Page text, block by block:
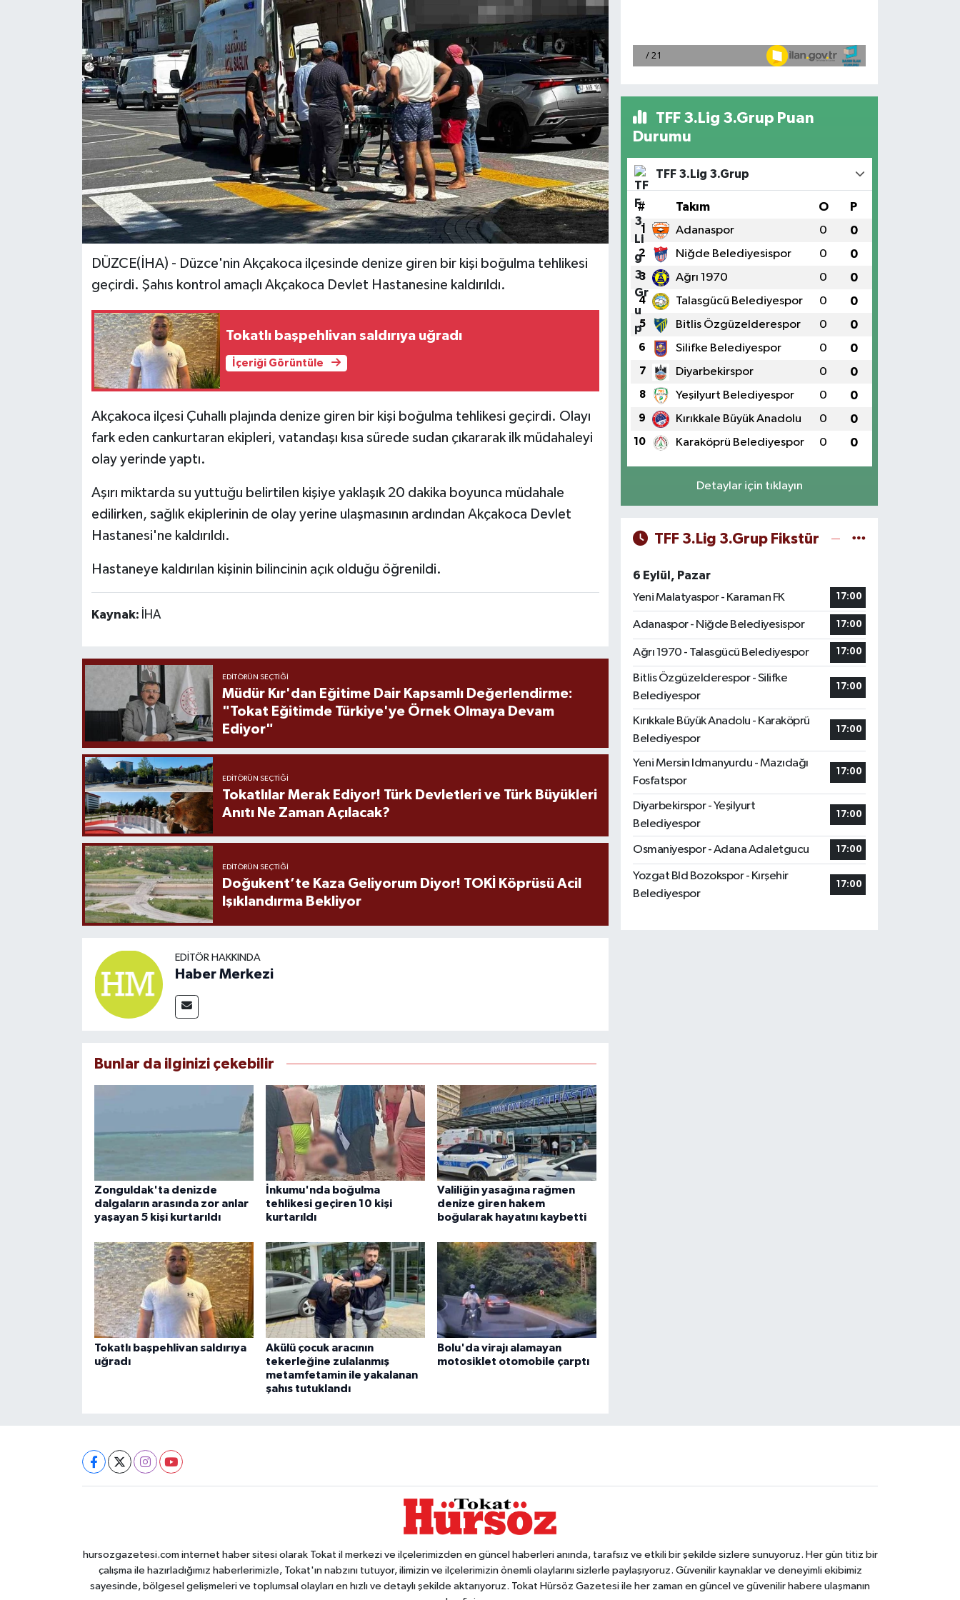
DÜZCE(İHA) - Düzce'nin Akçakoca ilçesinde denize giren bir kişi boğulma tehlikesi
geçirdi. Şahıs kontrol amaçlı Akçakoca Devlet Hastanesine kaldırıldı.
Tokatlı başpehlivan saldırıya uğradı
İçeriği Görüntüle
Akçakoca ilçesi Çuhallı plajında denize giren bir kişi boğulma tehlikesi geçirdi. Olayı
fark eden cankurtaran ekipleri, vatandaşı kısa sürede sudan çıkararak ilk müdahaleyi
olay yerinde yaptı.
Aşırı miktarda su yuttuğu belirtilen kişiye yaklaşık 20 dakika boyunca müdahale
edilirken, sağlık ekiplerinin de olay yerine ulaşmasının ardından Akçakoca Devlet
Hastanesi'ne kaldırıldı.
Hastaneye kaldırılan kişinin bilincinin açık olduğu öğrenildi.
Kaynak: İHA
EDITÖRÜN SEÇTIĞI
Müdür Kır'dan Eğitime Dair Kapsamlı Değerlendirme:
"Tokat Eğitimde Türkiye'ye Örnek Olmaya Devam
Ediyor"
EDITÖRÜN SEÇTIĞI
Tokatlılar Merak Ediyor! Türk Devletleri ve Türk Büyükleri
Anıtı Ne Zaman Açılacak?
EDITÖRÜN SEÇTIĞI
Doğukent’te Kaza Geliyorum Diyor! TOKİ Köprüsü Acil
Işıklandırma Bekliyor
EDITÖR HAKKINDA
Haber Merkezi
Bunlar da ilginizi çekebilir
Zonguldak'ta denizde
dalgaların arasında zor anlar
yaşayan 5 kişi kurtarıldı
İnkumu'nda boğulma
tehlikesi geçiren 10 kişi
kurtarıldı
Valiliğin yasağına rağmen
denize giren hakem
boğularak hayatını kaybetti
Tokatlı başpehlivan saldırıya
uğradı
Akülü çocuk aracının
tekerleğine zulalanmış
metamfetamin ile yakalanan
şahıs tutuklandı
Bolu'da virajı alamayan
motosiklet otomobile çarptı
TFF 3.Lig 3.Grup Puan
Durumu
TFF 3.Lig 3.Grup
# Takım O P
1 Adanaspor 0 0
2 Niğde Belediyesispor 0 0
3 Ağrı 1970 0 0
4 Talasgücü Belediyespor 0 0
5 Bitlis Özgüzelderespor 0 0
6 Silifke Belediyespor 0 0
7 Diyarbekirspor 0 0
8 Yeşilyurt Belediyespor 0 0
9 Kırıkkale Büyük Anadolu 0 0
10 Karaköprü Belediyespor 0 0
Detaylar için tıklayın
TFF 3.Lig 3.Grup Fikstür
6 Eylül, Pazar
Yeni Malatyaspor - Karaman FK
17:00
Adanaspor - Niğde Belediyesispor 17:00
Ağrı 1970 - Talasgücü Belediyespor 17:00
Bitlis Özgüzelderespor - Silifke
Belediyespor
17:00
Kırıkkale Büyük Anadolu - Karaköprü
Belediyespor
17:00
Yeni Mersin Idmanyurdu - Mazıdağı
Fosfatspor
17:00
Diyarbekirspor - Yeşilyurt
Belediyespor
17:00
Osmaniyespor - Adana Adaletgucu 17:00
Yozgat Bld Bozokspor - Kırşehir
Belediyespor
17:00
hursozgazetesi.com internet haber sitesi olarak Tokat il merkezi ve ilçelerimizden en güncel haberleri anında, tarafsız ve etkili bir şekilde sizlere sunuyoruz. Her gün titiz bir
çalışma ile hazırladığımız haberlerimizle, Tokat'ın nabzını tutuyor, ilimizin ve ilçelerimizin önemli olaylarını sizlerle paylaşıyoruz. Güvenilir kaynaklar ve deneyimli ekibimiz
sayesinde, bölgesel gelişmeleri ve toplumsal olayları en hızlı ve detaylı şekilde aktarıyoruz. Tokat Hürsöz Gazetesi ile her zaman en güncel ve güvenilir habere ulaşmanın
Ekonomi
Tokat Haber